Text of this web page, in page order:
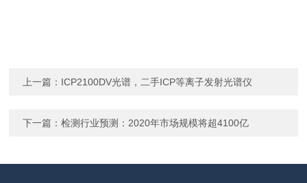
上一篇： ICP2100DV光谱，二手ICP等离子发射光谱仪
下一篇：检测行业预测：2020年市场规模将超4100亿